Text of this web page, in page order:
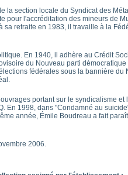
la section locale du Syndicat des
pour l'accréditation des mineurs de
retraite en 1983, il travaille à la
En 1940, il adhère au Crédit
du Nouveau parti
fédérales sous la bannière
portant sur le syndicalisme
En 1998, dans "Condamné au
année, Émile Boudreau a fait
2006.